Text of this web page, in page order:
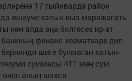
17 ­гыйнварда район
яшәүче хатын-кыз мөрә­җәгать
көн алда аңа билгесез ир-ат
финанс хезмәткәре дип
шиге булмаган хатын-
суммасы 411 мең сум
өчен аның шәхси